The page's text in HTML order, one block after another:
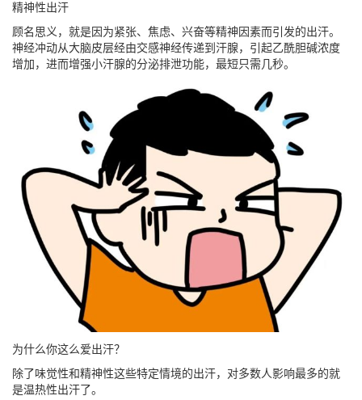
精神性出汗
顾名思义，就是因为紧张、焦虑、兴奋等精神因素而引发的出汗。
神经冲动从大脑皮层经由交感神经传递到汗腺，引起乙酰胆碱浓度
增加，进而增强小汗腺的分泌排泄功能， 最短只需几秒。
为什么你这么爱出汗？
除了味觉性和精神性这些特定情境的出汗，对多数人影响最多的就
是温热性出汗了。